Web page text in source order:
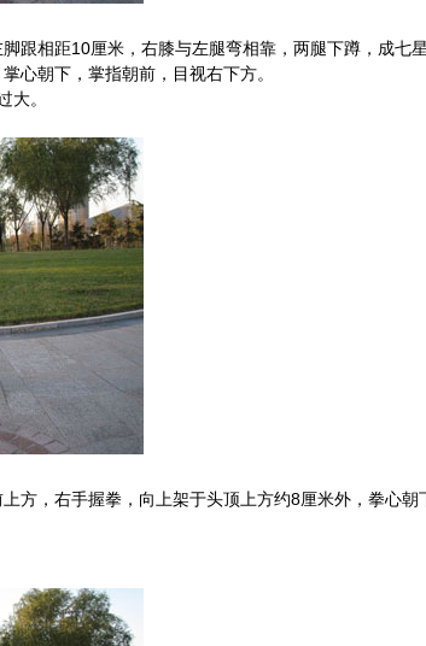
跟相距10厘米，右膝与左腿弯相靠，两腿下蹲，成七
心朝下，掌指朝前，目视右下方。
大。
方，右手握拳，向上架于头顶上方约8厘米外，拳心朝